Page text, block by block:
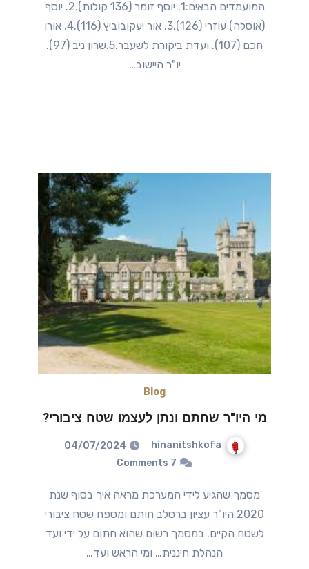
המועמדים הבאים:1. יוסף זומר (136 קולות).2. יוסף
(אוסלה) עוזרי (126).3. אור יעקובוביץ (116).4. אורן
חכם (107). ועדת ביקורת לשעבר.5.שרון ניב (97).
יו"ר היישוב…
Blog
מי היו"ר שחתם ונתן לעצמו שטח ציבורי?
hinanitshkofa
04/07/2024
7 Comments
מסמך שהגיע לידי המערכת מראה איך בסוף שנת
2020 היו"ר עציון ברסלב חותם ומספח שטח ציבורי
לשטח הקיים. במסמך רשום שהוא חתום על ידי ועד
הנהלת חיננית… ומי הראש ועד…